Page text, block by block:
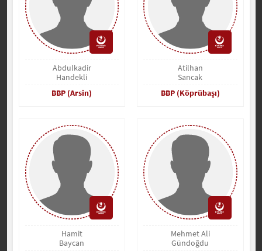
Abdulkadir
Handekli
BBP (Arsin)
Atilhan
Sancak
BBP (Köprübaşı)
Hamit
Baycan
Mehmet Ali
Gündoğdu